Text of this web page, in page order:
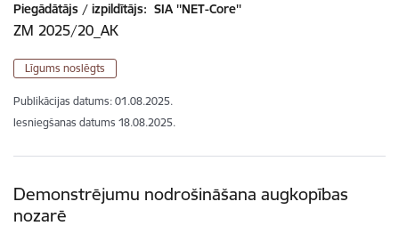
Piegādātājs / izpildītājs: SIA ''NET-Core''
ZM 2025/20_AK
Līgums noslēgts
Publikācijas datums: 01.08.2025.
Iesniegšanas datums 18.08.2025.
Demonstrējumu nodrošināšana augkopības
nozarē